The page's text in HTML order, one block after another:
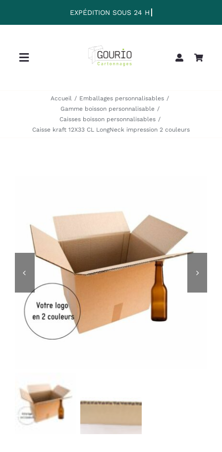
Toggle
Home
Collection
Editorial
Accueil
Emballages personnalisables
Gamme boisson personnalisable
Caisses boisson personnalisables
Caisse kraft 12X33 CL LongNeck impression 2 couleurs
 